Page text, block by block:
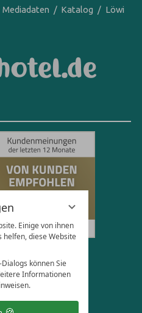
Einige von ihnen
helfen, diese Website
können Sie
Informationen
Mediadaten Katalog
Löwi